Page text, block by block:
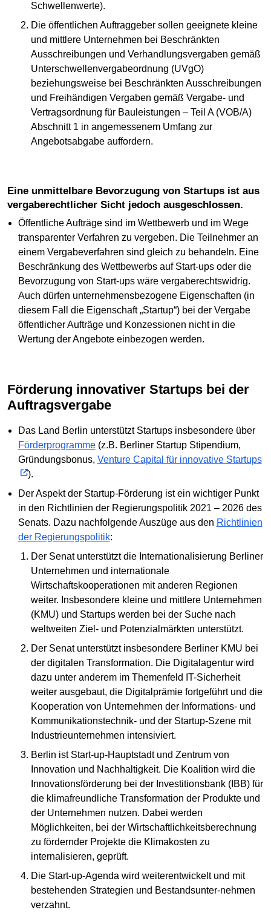
Schwellenwerte).
Die öffentlichen Auftraggeber sollen geeignete kleine
und mittlere Unternehmen bei Beschränkten
Ausschreibungen und Verhandlungsvergaben gemäß
Unterschwellenvergabeordnung (UVgO)
beziehungsweise bei Beschränkten Ausschreibungen
und Freihändigen Vergaben gemäß Vergabe- und
Vertragsordnung für Bauleistungen – Teil A (VOB/A)
Abschnitt 1 in angemessenem Umfang zur
Angebotsabgabe auffordern.
Eine unmittelbare Bevorzugung von Startups ist aus
vergaberechtlicher Sicht jedoch ausgeschlossen.
Öffentliche Aufträge sind im Wettbewerb und im Wege
transparenter Verfahren zu vergeben. Die Teilnehmer an
einem Vergabeverfahren sind gleich zu behandeln. Eine
Beschränkung des Wettbewerbs auf Start-ups oder die
Bevorzugung von Start-ups wäre vergaberechtswidrig.
Auch dürfen unternehmensbezogene Eigenschaften (in
diesem Fall die Eigenschaft „Startup“) bei der Vergabe
öffentlicher Aufträge und Konzessionen nicht in die
Wertung der Angebote einbezogen werden.
Förderung innovativer Startups bei der
Auftragsvergabe
Das Land Berlin unterstützt Startups insbesondere über
Förderprogramme(z.B. Berliner Startup Stipendium,
Gründungsbonus, Venture Capital für innovative Startups
).
Der Aspekt der Startup-Förderung ist ein wichtiger Punkt
in den Richtlinien der Regierungspolitik 2021 – 2026 des
Senats. Dazu nachfolgende Auszüge aus den Richtlinien
der Regierungspolitik:
Der Senat unterstützt die Internationalisierung Berliner
Unternehmen und internationale
Wirtschaftskooperationen mit anderen Regionen
weiter. Insbesondere kleine und mittlere Unternehmen
(KMU) und Startups werden bei der Suche nach
weltweiten Ziel- und Potenzialmärkten unterstützt.
Der Senat unterstützt insbesondere Berliner KMU bei
der digitalen Transformation. Die Digitalagentur wird
dazu unter anderem im Themenfeld IT-Sicherheit
weiter ausgebaut, die Digitalprämie fortgeführt und die
Kooperation von Unternehmen der Informations- und
Kommunikationstechnik- und der Startup-Szene mit
Industrieunternehmen intensiviert.
Berlin ist Start-up-Hauptstadt und Zentrum von
Innovation und Nachhaltigkeit. Die Koalition wird die
Innovationsförderung bei der Investitionsbank (IBB) für
die klimafreundliche Transformation der Produkte und
der Unternehmen nutzen. Dabei werden
Möglichkeiten, bei der Wirtschaftlichkeits­berechnung
zu fördernder Projekte die Klimakosten zu
internalisieren, geprüft.
Die Start-up-Agenda wird weiterentwickelt und mit
bestehenden Strategien und Bestandsunter-nehmen
verzahnt.